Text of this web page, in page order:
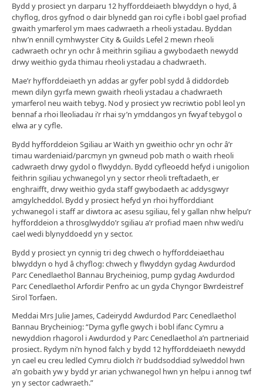
Bydd y prosiect yn darparu 12 hyfforddeiaeth blwyddyn o hyd, â
chyflog, dros gyfnod o dair blynedd gan roi cyfle i bobl gael profiad
gwaith ymarferol ym maes cadwraeth a rheoli ystadau. Byddan
nhw’n ennill cymhwyster City & Guilds Lefel 2 mewn rheoli
cadwraeth ochr yn ochr â meithrin sgiliau a gwybodaeth newydd
drwy weithio gyda thimau rheoli ystadau a chadwraeth.
Mae’r hyfforddeiaeth yn addas ar gyfer pobl sydd â diddordeb
mewn dilyn gyrfa mewn gwaith rheoli ystadau a chadwraeth
ymarferol neu waith tebyg. Nod y prosiect yw recriwtio pobl leol yn
bennaf a rhoi lleoliadau i’r rhai sy’n ymddangos yn fwyaf tebygol o
elwa ar y cyfle.
Bydd hyfforddeion Sgiliau ar Waith yn gweithio ochr yn ochr â’r
timau wardeniaid/parcmyn yn gwneud pob math o waith rheoli
cadwraeth drwy gydol o flwyddyn. Bydd cyfleoedd hefyd i unigolion
feithrin sgiliau ychwanegol yn y sector rheoli treftadaeth, er
enghraifft, drwy weithio gyda staff gwybodaeth ac addysgwyr
amgylcheddol. Bydd y prosiect hefyd yn rhoi hyfforddiant
ychwanegol i staff ar diwtora ac asesu sgiliau, fel y gallan nhw helpu’r
hyfforddeion a throsglwyddo’r sgiliau a’r profiad maen nhw wedi’u
cael wedi blynyddoedd yn y sector.
Bydd y prosiect yn cynnig tri deg chwech o hyfforddeiaethau
blwyddyn o hyd â chyflog: chwech y flwyddyn gydag Awdurdod
Parc Cenedlaethol Bannau Brycheiniog, pump gydag Awdurdod
Parc Cenedlaethol Arfordir Penfro ac un gyda Chyngor Bwrdeistref
Sirol Torfaen.
Meddai Mrs Julie James, Cadeirydd Awdurdod Parc Cenedlaethol
Bannau Brycheiniog: “Dyma gyfle gwych i bobl ifanc Cymru a
newyddion rhagorol i Awdurdod y Parc Cenedlaethol a’n partneriaid
prosiect. Rydym ni’n hynod falch y bydd 12 hyfforddeiaeth newydd
yn cael eu creu ledled Cymru diolch i’r buddsoddiad sylweddol hwn
a’n gobaith yw y bydd yr arian ychwanegol hwn yn helpu i annog twf
yn y sector cadwraeth.”